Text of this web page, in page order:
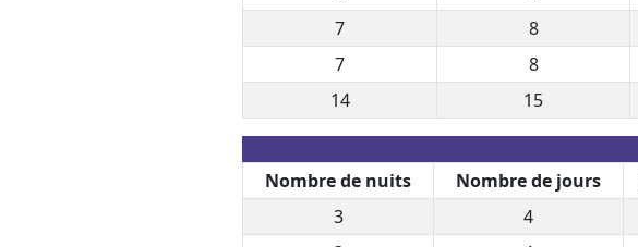
7
8
7
8
14
15
Nombre de nuits Nombre de jours
3
4